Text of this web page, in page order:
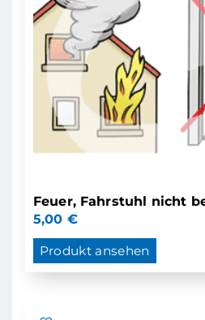
Feuer, Fahrstuhl nicht
5,00 €
Produkt ansehen